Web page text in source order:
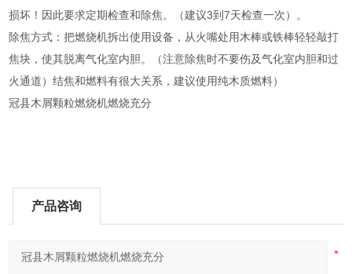
损坏！因此要求定期检查和除焦。（建议3到7天检查一次）。
除焦方式：把燃烧机拆出使用设备，从火嘴处用木棒或铁棒轻轻敲打
焦块，使其脱离气化室内胆。（注意除焦时不要伤及气化室内胆和过
火通道）结焦和燃料有很大关系，建议使用纯木质燃料）
冠县木屑颗粒燃烧机燃烧充分
产品咨询